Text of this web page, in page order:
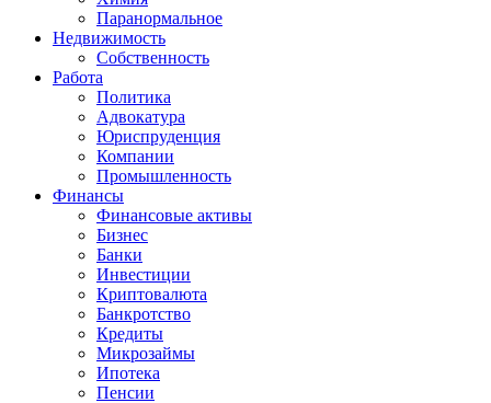
Паранормальное
Недвижимость
Собственность
Работа
Политика
Адвокатура
Юриспруденция
Компании
Промышленность
Финансы
Финансовые активы
Бизнес
Банки
Инвестиции
Криптовалюта
Банкротство
Кредиты
Микрозаймы
Ипотека
Пенсии